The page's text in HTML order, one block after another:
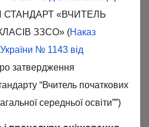
СТАНДАРТ «ВЧИТЕЛЬ
ЗЗСО» (Наказ
№ 1143 від
затвердження
“Вчитель початкових
середньої освіти””)